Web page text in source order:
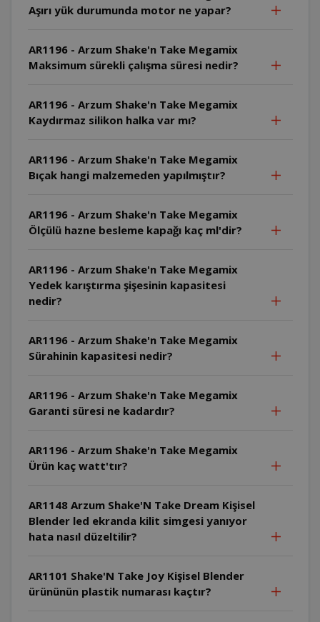
Aşırı yük durumunda motor ne yapar?
AR1196 - Arzum Shake'n Take Megamix
Maksimum sürekli çalışma süresi nedir?
AR1196 - Arzum Shake'n Take Megamix
Kaydırmaz silikon halka var mı?
AR1196 - Arzum Shake'n Take Megamix
Bıçak hangi malzemeden yapılmıştır?
AR1196 - Arzum Shake'n Take Megamix
Ölçülü hazne besleme kapağı kaç ml'dir?
AR1196 - Arzum Shake'n Take Megamix
Yedek karıştırma şişesinin kapasitesi
nedir?
AR1196 - Arzum Shake'n Take Megamix
Sürahinin kapasitesi nedir?
AR1196 - Arzum Shake'n Take Megamix
Garanti süresi ne kadardır?
AR1196 - Arzum Shake'n Take Megamix
Ürün kaç watt'tır?
AR1148 Arzum Shake'N Take Dream Kişisel
Blender led ekranda kilit simgesi yanıyor
hata nasıl düzeltilir?
AR1101 Shake'N Take Joy Kişisel Blender
ürününün plastik numarası kaçtır?